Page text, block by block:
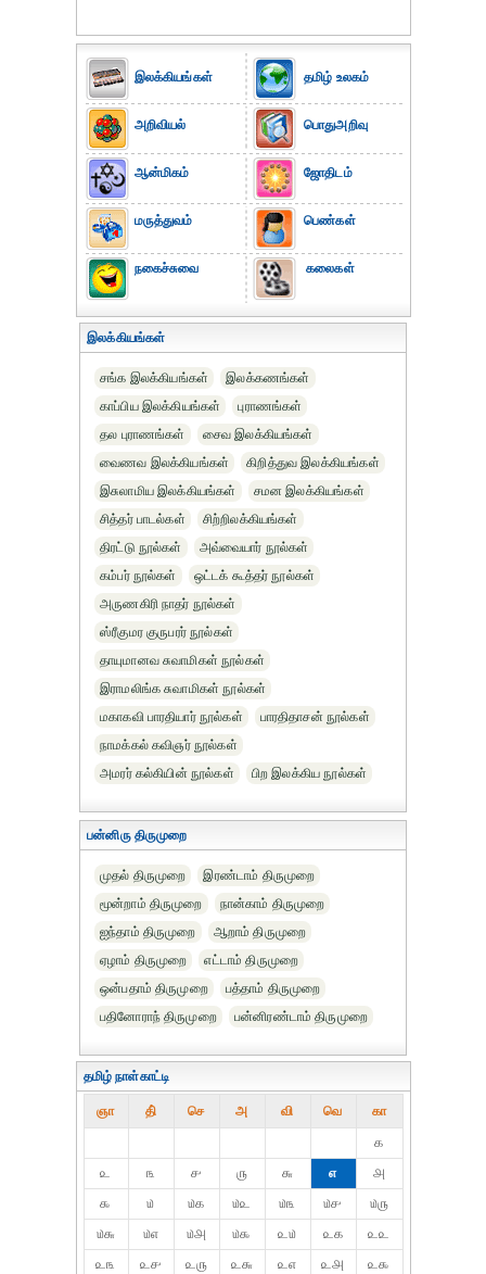
இலக்கியங்கள்
அறிவியல்
ஆன்மிகம்
மருத்துவம்
நகைச்சுவை
தமிழ் உலகம்
பொதுஅறிவு
ஜோதிடம்
பெண்கள்
கலைகள்
இலக்கியங்கள்
சங்க இலக்கியங்கள்
இலக்கணங்கள்
காப்பிய இலக்கியங்கள்
புராணங்கள்
தல புராணங்கள்
சைவ இலக்கியங்கள்
வைணவ இலக்கியங்கள்
கிறித்துவ இலக்கியங்கள்
இசுலாமிய இலக்கியங்கள்
சமன இலக்கியங்கள்
சித்தர் பாடல்கள்
சிற்றிலக்கியங்கள்
திரட்டு நூல்கள்
அவ்வையார் நூல்கள்
கம்பர் நூல்கள்
ஒட்டக் கூத்தர் நூல்கள்
அருணகிரி நாதர் நூல்கள்
ஸ்ரீகுமர குருபரர் நூல்கள்
தாயுமானவ சுவாமிகள் நூல்கள்
இராமலிங்க சுவாமிகள் நூல்கள்
மகாகவி பாரதியார் நூல்கள்
பாரதிதாசன் நூல்கள்
நாமக்கல் கவிஞர் நூல்கள்
அமரர் கல்கியின் நூல்கள்
பிற இலக்கிய நூல்கள்
பன்னிரு திருமுறை
முதல் திருமுறை
இரண்டாம் திருமுறை
மூன்றாம் திருமுறை
நான்காம் திருமுறை
ஐந்தாம் திருமுறை
ஆறாம் திருமுறை
ஏழாம் திருமுறை
எட்டாம் திருமுறை
ஒன்பதாம் திருமுறை
பத்தாம் திருமுறை
பதினோராந் திருமுறை
பன்னிரண்டாம் திருமுறை
தமிழ் நாள்காட்டி
ஞா தி் செ அ வி வெ கா
௧
௨
௩ ௪ ௫ ௬ ௭
௮
௯
௰ ௰௧ ௰௨ ௰௩ ௰௪
௰௫
௰௬
௰௭ ௰௮ ௰௯ ௨௰ ௨௧
௨௨
௨௩
௨௪ ௨௫ ௨௬ ௨௭ ௨௮
௨௯